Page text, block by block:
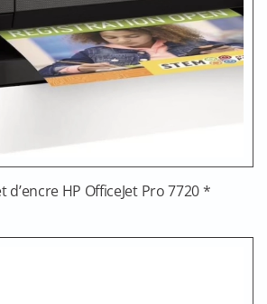
HP OfficeJet Pro 7720 *